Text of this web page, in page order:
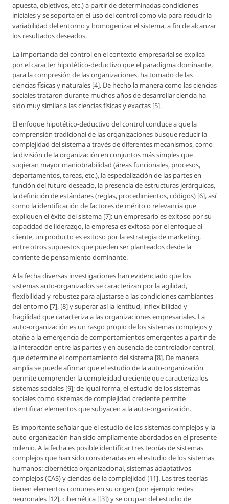
apuesta, objetivos, etc.) a partir de determinadas condiciones
iniciales y se soporta en el uso del control como vía para reducir la
variabilidad del entorno y homogenizar el sistema, a fin de alcanzar
los resultados deseados.
La importancia del control en el contexto empresarial se explica
por el caracter hipotético-deductivo que el paradigma dominante,
para la compresión de las organizaciones, ha tomado de las
ciencias físicas y naturales [4]. De hecho la manera como las ciencias
sociales trataron durante muchos años de desarrollar ciencia ha
sido muy similar a las ciencias físicas y exactas [5].
El enfoque hipotético-deductivo del control conduce a que la
comprensión tradicional de las organizaciones busque reducir la
complejidad del sistema a través de diferentes mecanismos, como
la división de la organización en conjuntos más simples que
sugieran mayor maniobrabilidad (áreas funcionales, procesos,
departamentos, tareas, etc.), la especialización de las partes en
función del futuro deseado, la presencia de estructuras jerárquicas,
la definición de estándares (reglas, procedimientos, códigos) [6], así
como la identificación de factores de mérito o relevancia que
expliquen el éxito del sistema [7]: un empresario es exitoso por su
capacidad de liderazgo, la empresa es exitosa por el enfoque al
cliente, un producto es exitoso por la estrategia de marketing,
entre otros supuestos que pueden ser planteados desde la
corriente de pensamiento dominante.
A la fecha diversas investigaciones han evidenciado que los
sistemas auto-organizados se caracterizan por la agilidad,
flexibilidad y robustez para ajustarse a las condiciones cambiantes
del entorno [7], [8] y superar así la lentitud, inflexibilidad y
fragilidad que caracteriza a las organizaciones empresariales. La
auto-organización es un rasgo propio de los sistemas complejos y
atañe a la emergencia de comportamientos emergentes a partir de
la interacción entre las partes y en ausencia de controlador central,
que determine el comportamiento del sistema [8]. De manera
amplia se puede afirmar que el estudio de la auto-organización
permite comprender la complejidad creciente que caracteriza los
sistemas sociales [9]; de igual forma, el estudio de los sistemas
sociales como sistemas de complejidad creciente permite
identificar elementos que subyacen a la auto-organización.
Es importante señalar que el estudio de los sistemas complejos y la
auto-organización han sido ampliamente abordados en el presente
milenio. A la fecha es posible identificar tres teorías de sistemas
complejos que han sido consideradas en el estudio de los sistemas
humanos: cibernética organizacional, sistemas adaptativos
complejos (CAS) y ciencias de la complejidad [11]. Las tres teorías
tienen elementos comunes en su origen (por ejemplo redes
neuronales [12], cibernética [[3]) y se ocupan del estudio de